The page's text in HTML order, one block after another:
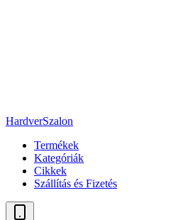
HardverSzalon
Termékek
Kategóriák
Cikkek
Szállítás és Fizetés